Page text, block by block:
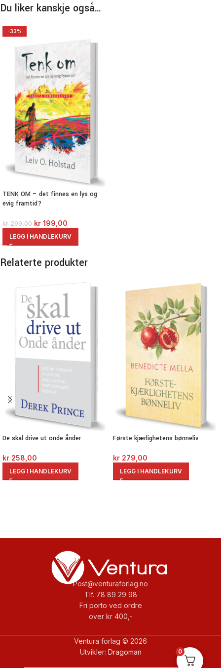
Du liker kanskje også…
-33%
TENK OM – det finnes en lys og
evig framtid?
kr299,00 kr 199,00
LEGG I HANDLEKURV
Relaterte produkter
De skal drive ut onde ånder
kr 258,00
LEGG I HANDLEKURV
Første kjærlighetens bønneliv
kr 279,00
LEGG I HANDLEKURV
Post@venturaforlag.no
Tlf. 78 89 29 98
Fri porto ved ordre
over kr 400,-
Ventura forlag © 2026
Utvikler: Dragoman 0